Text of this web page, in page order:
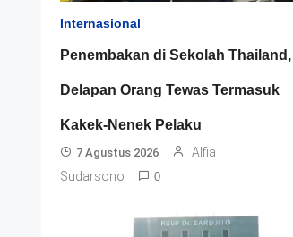
Internasional
Penembakan di Sekolah Thailand,
Delapan Orang Tewas Termasuk
Kakek-Nenek Pelaku
7 Agustus 2026
Alfia
Sudarsono
0